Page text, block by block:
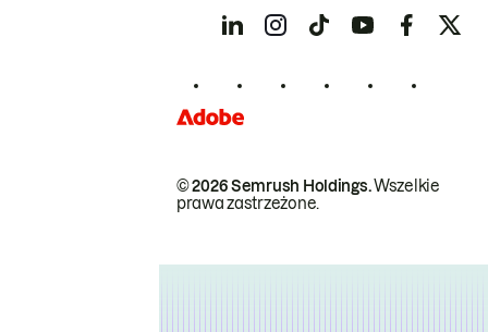
© 2026 Semrush Holdings.Wszelkie
prawa zastrzeżone.